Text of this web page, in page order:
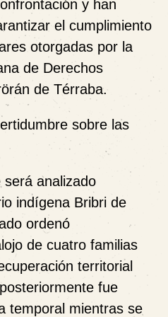
y han
el cumplimiento
otorgadas por la
de Derechos
de Térraba.
sobre las
analizado
indígena Bribri de
ordenó
de cuatro familias
territorial
fue
temporal mientras se